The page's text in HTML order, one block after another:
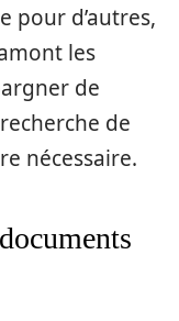
pour d’autres,
les
de
de
nécessaire.